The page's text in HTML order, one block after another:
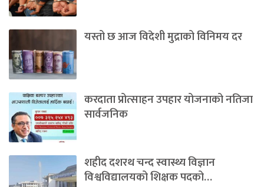
यस्तो छ आज विदेशी मुद्राको विनिमय दर
करदाता प्रोत्साहन उपहार योजनाको नतिजा
सार्वजनिक
शहीद दशरथ चन्द स्वास्थ्य विज्ञान
विश्वविद्यालयको शिक्षक पदको…